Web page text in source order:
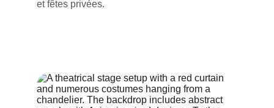
et fêtes privées.